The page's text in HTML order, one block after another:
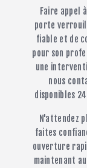
Faire appel
porte
fiable et de
pour son
une
nous
disponibles
N'attendez
faites
ouverture
maintenant